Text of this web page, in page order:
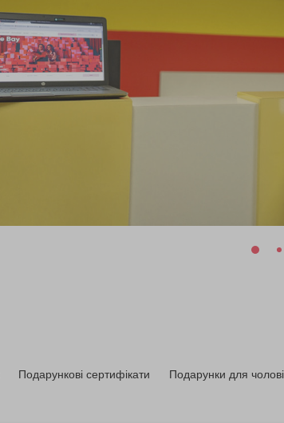
Подарункові сертифікати Подарунки для